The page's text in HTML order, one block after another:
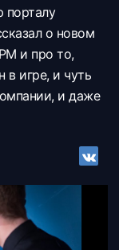
порталу
о новом
и про то,
в игре, и чуть
и даже